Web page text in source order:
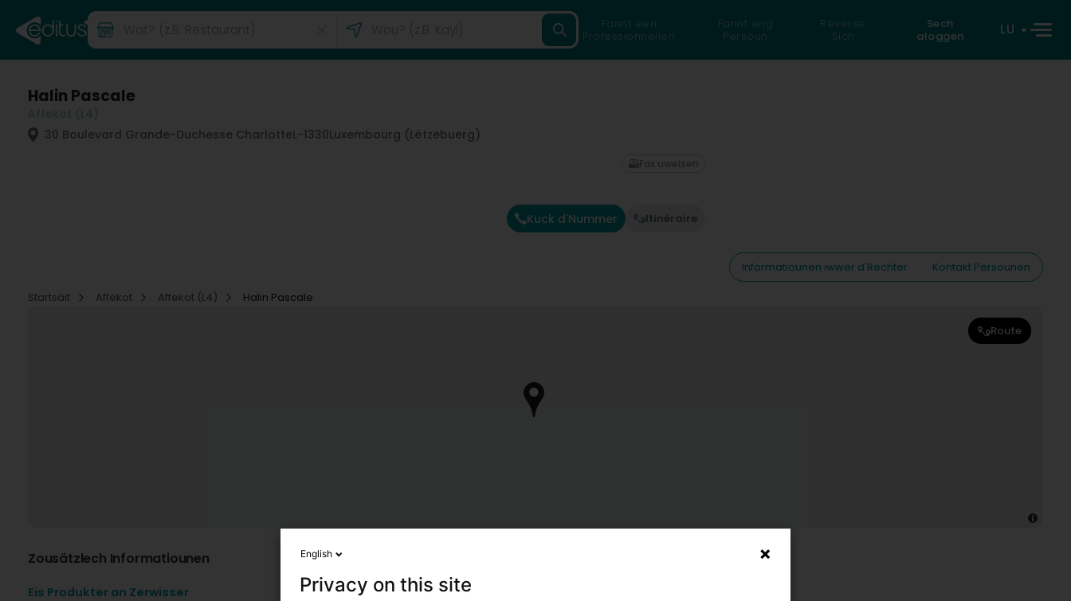
Fannt een
Professionnellen
Fannt eng
Persoun
Reverse
Sich
Sech
aloggen
LU
Halin Pascale
30 Boulevard Grande-Duchesse CharlotteL-1330Luxembourg (Lëtzebuerg)
Kuck d'Nummer Itinéraire
Fax uweisen
Informatiounen iwwer d'Rechter
Kontakt Persounen
Startsäit
Affekot Affekot (L4) Halin Pascale
Route
Zousätzlech Informatiounen
Eis Produkter an Zerwisser
English
Privacy on this site